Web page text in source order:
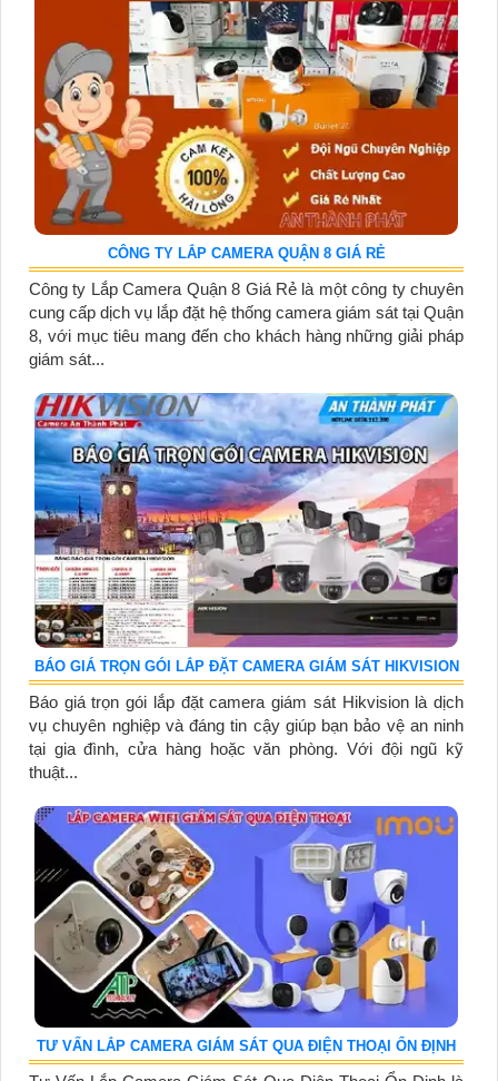
CÔNG TY LẮP CAMERA QUẬN 8 GIÁ RẺ
Công ty Lắp Camera Quận 8 Giá Rẻ là một công ty chuyên
cung cấp dịch vụ lắp đặt hệ thống camera giám sát tại Quận
8, với mục tiêu mang đến cho khách hàng những giải pháp
giám sát...
BÁO GIÁ TRỌN GÓI LẮP ĐẶT CAMERA GIÁM SÁT HIKVISION
Báo giá trọn gói lắp đặt camera giám sát Hikvision là dịch
vụ chuyên nghiệp và đáng tin cậy giúp bạn bảo vệ an ninh
tại gia đình, cửa hàng hoặc văn phòng. Với đội ngũ kỹ
thuật...
TƯ VẤN LẮP CAMERA GIÁM SÁT QUA ĐIỆN THOẠI ỔN ĐỊNH